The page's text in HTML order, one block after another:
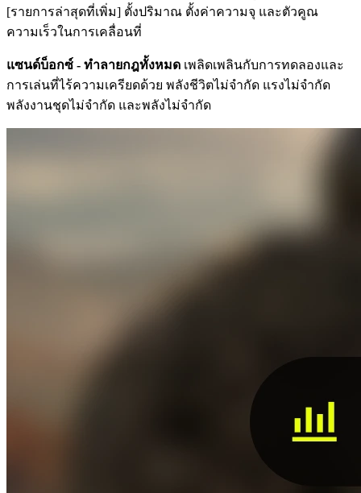
[รายการล่าสุดที่เพิ่ม] ตั้งปริมาณ ตั้งค่าความจุ และตัวคูณ
ความเร็วในการเคลื่อนที่
แซนด์บ็อกซ์ - ทำลายกฎทั้งหมด เพลิดเพลินกับการทดลองและ
การเล่นที่ไร้ความเครียดด้วย พลังชีวิตไม่จำกัด แรงไม่จำกัด
พลังงานชุดไม่จำกัด และพลังไม่จำกัด